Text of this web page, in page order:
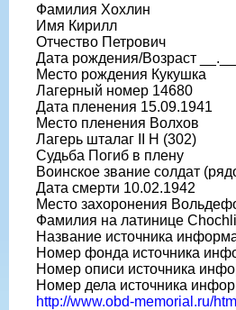
Фамилия Хохлин
Имя Кирилл
Отчество Петрович
Дата рождения/Возраст
Место рождения Кукушка
Лагерный номер 14680
Дата пленения 15.09.1941
Место пленения Волхов
Лагерь шталаг II H (302)
Судьба Погиб в плену
Воинское звание солдат
Дата смерти 10.02.1942
Место захоронения
Фамилия на латинице
Название источника
Номер фонда источника
Номер описи источника
Номер дела источника
http://www.obd-memorial.ru/